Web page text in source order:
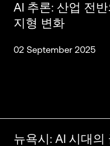
AI 추론: 산업 전
지형 변화
02 September 2025
뉴욕시: AI 시대의